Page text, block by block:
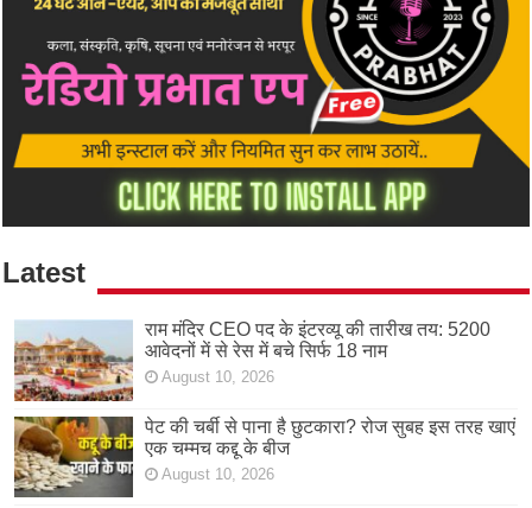
Latest
राम मंदिर CEO पद के इंटरव्यू की तारीख तय: 5200
आवेदनों में से रेस में बचे सिर्फ 18 नाम
August 10, 2026
पेट की चर्बी से पाना है छुटकारा? रोज सुबह इस तरह खाएं
एक चम्मच कद्दू के बीज
August 10, 2026